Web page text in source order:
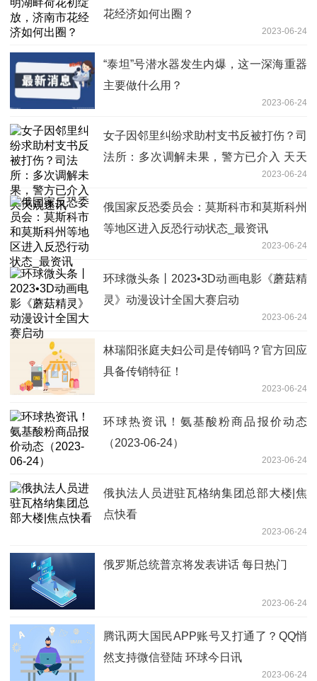
花经济如何出圈？
2023-06-24
“泰坦”号潜水器发生内爆，这一深海重器
主要做什么用？
2023-06-24
女子因邻里纠纷求助村支书反被打伤？司
法所：多次调解未果，警方已介入 天天
2023-06-24
俄国家反恐委员会：莫斯科市和莫斯科州
等地区进入反恐行动状态_最资讯
2023-06-24
环球微头条丨2023•3D动画电影《蘑菇精
灵》动漫设计全国大赛启动
2023-06-24
林瑞阳张庭夫妇公司是传销吗？官方回应
具备传销特征！
2023-06-24
环球热资讯！氨基酸粉商品报价动态
（2023-06-24）
2023-06-24
俄执法人员进驻瓦格纳集团总部大楼|焦
点快看
2023-06-24
俄罗斯总统普京将发表讲话 每日热门
2023-06-24
腾讯两大国民APP账号又打通了？QQ悄
然支持微信登陆 环球今日讯
2023-06-24